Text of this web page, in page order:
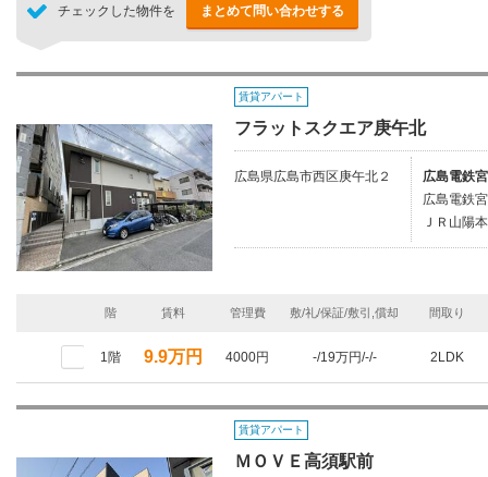
チェックした物件を まとめて問い合わせする
賃貸アパート
フラットスクエア庚午北
広島県広島市西区庚午北２
広島電鉄
広島電鉄
ＪＲ山陽
階 賃料 管理費 敷/礼/保証/敷引,償却 間取り
1階 9.9万円 4000円 -/19万円/-/- 2LDK
賃貸アパート
ＭＯＶＥ高須駅前